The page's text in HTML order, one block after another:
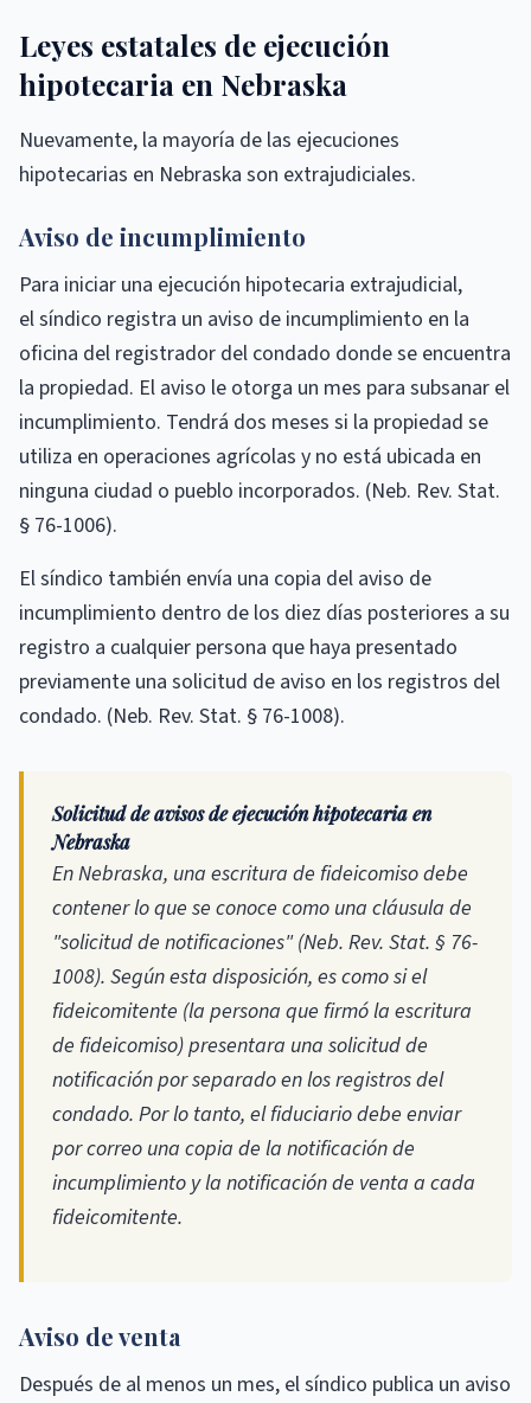
Leyes estatales de ejecución
hipotecaria en Nebraska
Nuevamente, la mayoría de las ejecuciones
hipotecarias en Nebraska son extrajudiciales.
Aviso de incumplimiento
Para iniciar una ejecución hipotecaria extrajudicial,
el síndico registra un aviso de incumplimiento en la
oficina del registrador del condado donde se encuentra
la propiedad. El aviso le otorga un mes para subsanar el
incumplimiento. Tendrá dos meses si la propiedad se
utiliza en operaciones agrícolas y no está ubicada en
ninguna ciudad o pueblo incorporados. (Neb. Rev. Stat.
§ 76-1006).
El síndico también envía una copia del aviso de
incumplimiento dentro de los diez días posteriores a su
registro a cualquier persona que haya presentado
previamente una solicitud de aviso en los registros del
condado. (Neb. Rev. Stat. § 76-1008).
Solicitud de avisos de ejecución hipotecaria en
Nebraska
En Nebraska, una escritura de fideicomiso debe
contener lo que se conoce como una cláusula de
"solicitud de notificaciones" (Neb. Rev. Stat. § 76-
1008). Según esta disposición, es como si el
fideicomitente (la persona que firmó la escritura
de fideicomiso) presentara una solicitud de
notificación por separado en los registros del
condado. Por lo tanto, el fiduciario debe enviar
por correo una copia de la notificación de
incumplimiento y la notificación de venta a cada
fideicomitente.
Aviso de venta
Después de al menos un mes, el síndico publica un aviso